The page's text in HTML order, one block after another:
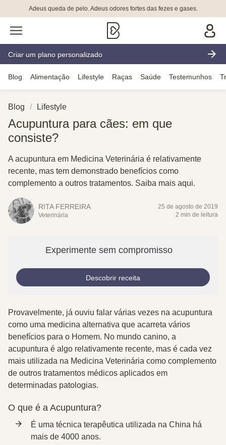
Adeus queda de pelo. Adeus odores fortes das fezes e gases.
Criar um plano personalizado
Blog Alimentação Lifestyle Raças Saúde Testemunhos
Blog Lifestyle
Acupuntura para cães: em que
consiste?
A acupuntura em Medicina Veterinária é relativamente
recente, mas tem demonstrado benefícios como
complemento a outros tratamentos. Saiba mais aqui.
RITA FERREIRA
Veterinária
25 de agosto de 2019
2 min de leitura
Experimente sem compromisso
Descobrir receita
Provavelmente, já ouviu falar várias vezes na acupuntura
como uma medicina alternativa que acarreta vários
benefícios para o Homem. No mundo canino, a
acupuntura é algo relativamente recente, mas é cada vez
mais utilizada na Medicina Veterinária como complemento
de outros tratamentos médicos aplicados em
determinadas patologias.
O que é a Acupuntura?
É uma técnica terapêutica utilizada na China há
mais de 4000 anos.